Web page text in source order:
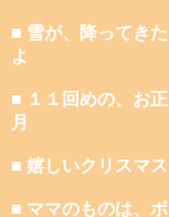
■ 雪が、降ってきた
よ
■ １１回めの、お正
月
■ 嬉しいクリスマス
■ ママのものは、ボ